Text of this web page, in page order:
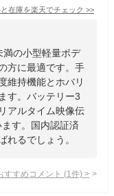
在庫を楽天でチェック >>
の小型軽量ボデ
方に最適です。手
維持機能とホバリ
す。バッテリー3
アルタイム映像伝
す。国内認証済
れるでしょう。
すすめコメント (1 件) >